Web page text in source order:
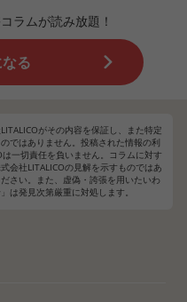
ラムが読み放題！
る
がその内容を保証し、また特定
ではありません。投稿された情報の利
一切責任を負いません。コラムに対す
会社LITALICOの見解を示すものではあ
さい。また、虚偽・誇張を用いたいわ
は発見次第厳重に対処します。